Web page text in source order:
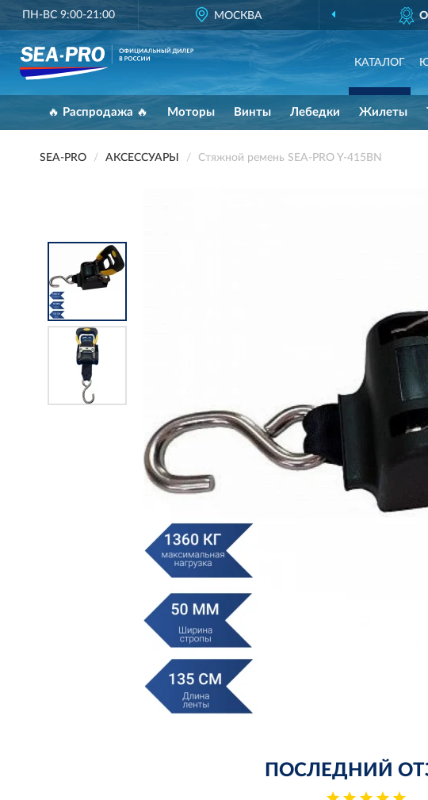
ПН-ВС 9:00-21:00 МОСКВА
КАТАЛОГ
🔥 Распродажа 🔥 Моторы Винты Лебедки Жилеты
SEA-PRO АКСЕССУАРЫ Стяжной ремень SEA-PRO Y-415BN
ПОСЛЕДНИЙ